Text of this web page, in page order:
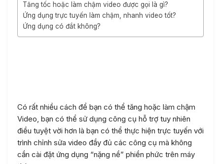
Tăng tốc hoặc làm chậm video được gọi là gì?
Ứng dụng trực tuyến làm chậm, nhanh video tốt?
Ứng dụng có đắt không?
Có rất nhiều cách để bạn có thể tăng hoặc làm chậm
Video, bạn có thể sử dụng công cụ hỗ trợ tuy nhiên
điều tuyệt vời hơn là bạn có thể thực hiện trực tuyến với
trình chỉnh sửa video đầy đủ các công cụ mà không
cần cài đặt ứng dụng “nặng nề” phiền phức trên máy